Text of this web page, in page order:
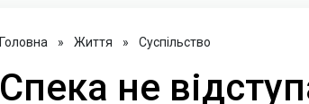
Головна » Життя » Суспільство
Спека не